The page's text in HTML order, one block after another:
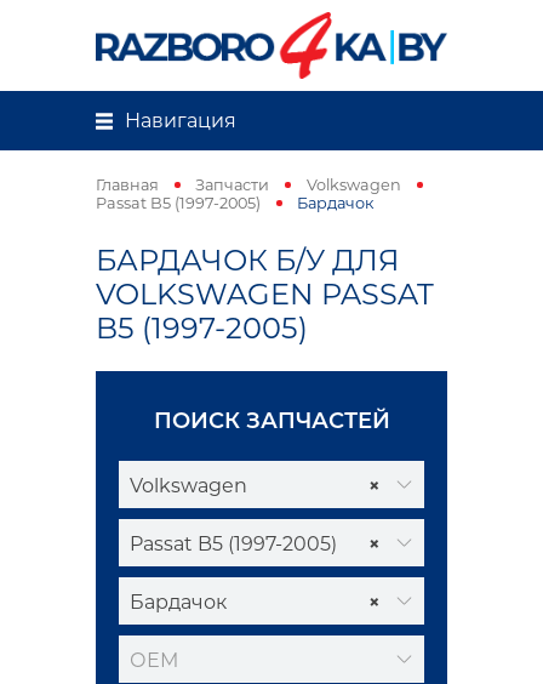
Навигация
Главная Запчасти
Volkswagen
Passat B5 (1997-2005)
Бардачок
БАРДАЧОК Б/У ДЛЯ
VOLKSWAGEN PASSAT
B5 (1997-2005)
ПОИСК ЗАПЧАСТЕЙ
×
Volkswagen
×
Passat B5 (1997-2005)
×
Бардачок
ОЕМ